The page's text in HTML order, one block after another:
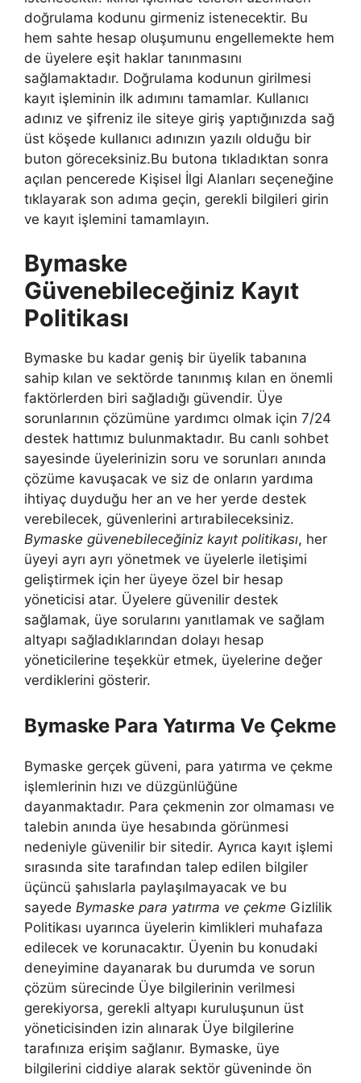
doğrulama kodunu girmeniz istenecektir. Bu
hem sahte hesap oluşumunu engellemekte hem
de üyelere eşit haklar tanınmasını
sağlamaktadır. Doğrulama kodunun girilmesi
kayıt işleminin ilk adımını tamamlar. Kullanıcı
adınız ve şifreniz ile siteye giriş yaptığınızda sağ
üst köşede kullanıcı adınızın yazılı olduğu bir
buton göreceksiniz.Bu butona tıkladıktan sonra
açılan pencerede Kişisel İlgi Alanları seçeneğine
tıklayarak son adıma geçin, gerekli bilgileri girin
ve kayıt işlemini tamamlayın.
Bymaske
Güvenebileceğiniz Kayıt
Politikası
Bymaske bu kadar geniş bir üyelik tabanına
sahip kılan ve sektörde tanınmış kılan en önemli
faktörlerden biri sağladığı güvendir. Üye
sorunlarının çözümüne yardımcı olmak için 7/24
destek hattımız bulunmaktadır. Bu canlı sohbet
sayesinde üyelerinizin soru ve sorunları anında
çözüme kavuşacak ve siz de onların yardıma
ihtiyaç duyduğu her an ve her yerde destek
verebilecek, güvenlerini artırabileceksiniz.
Bymaske güvenebileceğiniz kayıt politikası, her
üyeyi ayrı ayrı yönetmek ve üyelerle iletişimi
geliştirmek için her üyeye özel bir hesap
yöneticisi atar. Üyelere güvenilir destek
sağlamak, üye sorularını yanıtlamak ve sağlam
altyapı sağladıklarından dolayı hesap
yöneticilerine teşekkür etmek, üyelerine değer
verdiklerini gösterir.
Bymaske Para Yatırma Ve Çekme
Bymaske gerçek güveni, para yatırma ve çekme
işlemlerinin hızı ve düzgünlüğüne
dayanmaktadır. Para çekmenin zor olmaması ve
talebin anında üye hesabında görünmesi
nedeniyle güvenilir bir sitedir. Ayrıca kayıt işlemi
sırasında site tarafından talep edilen bilgiler
üçüncü şahıslarla paylaşılmayacak ve bu
sayede Bymaske para yatırma ve çekme Gizlilik
Politikası uyarınca üyelerin kimlikleri muhafaza
edilecek ve korunacaktır. Üyenin bu konudaki
deneyimine dayanarak bu durumda ve sorun
çözüm sürecinde Üye bilgilerinin verilmesi
gerekiyorsa, gerekli altyapı kuruluşunun üst
yöneticisinden izin alınarak Üye bilgilerine
tarafınıza erişim sağlanır. Bymaske, üye
bilgilerini ciddiye alarak sektör güveninde ön